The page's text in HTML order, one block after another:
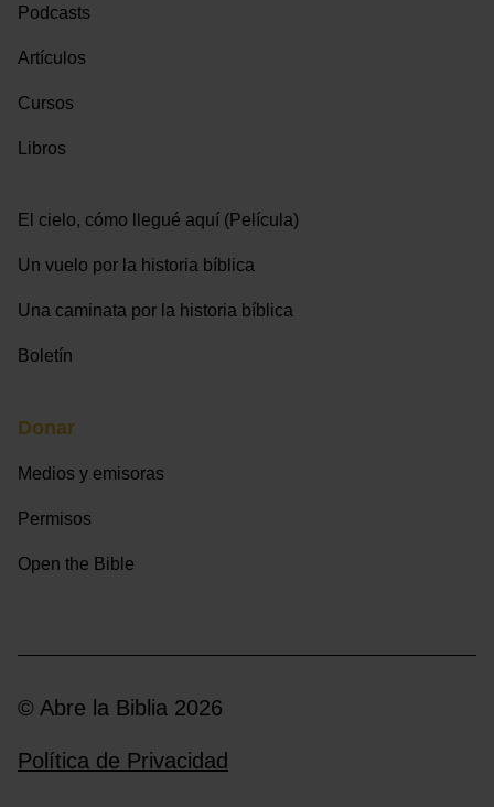
Podcasts
Artículos
Cursos
Libros
El cielo, cómo llegué aquí (Película)
Un vuelo por la historia bíblica
Una caminata por la historia bíblica
Boletín
Donar
Medios y emisoras
Permisos
Open the Bible
© Abre la Biblia 2026
Política de Privacidad